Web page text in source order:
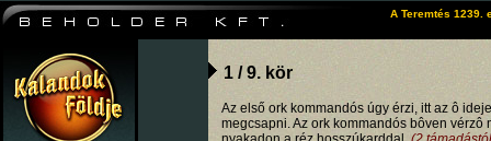
A Teremtés 1239.
1 / 9. kör
Az első ork kommandós úgy érzi, itt az ô
megcsapni. Az ork kommandós bôven vérzô